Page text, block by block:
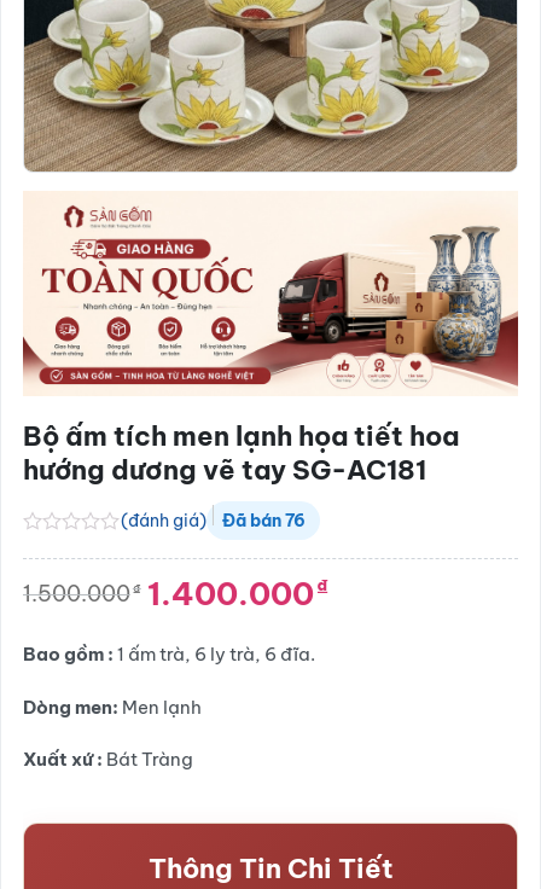
Bộ ấm tích men lạnh họa tiết hoa
hướng dương vẽ tay SG-AC181
hạng
0.0
sao
(đánh giá) Đã bán76
1.500.000₫
Giá
là:
1.500.000₫.
1.400.000₫
Giá
tại
1.400.000₫.
Bao gồm : 1 ấm trà, 6 ly trà, 6 đĩa.
Dòng men: Men lạnh
Xuất xứ : Bát Tràng
Thông Tin Chi Tiết